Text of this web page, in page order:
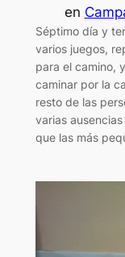
en
Séptimo día y
varios juegos,
para el camino,
caminar por la
resto de las
varias
que las más